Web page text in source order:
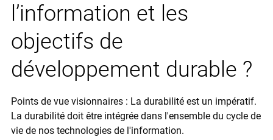
l’information et les
objectifs de
développement durable ?
Points de vue visionnaires : La durabilité est un impératif.
La durabilité doit être intégrée dans l'ensemble du cycle de
vie de nos technologies de l'information.